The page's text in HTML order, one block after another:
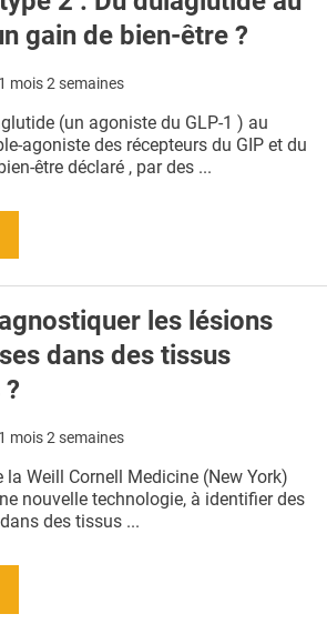
gain de bien-être ?
1 mois 2 semaines
(un agoniste du GLP-1 ) au
agoniste des récepteurs du GIP et du
être déclaré , par des ...
les lésions
dans des tissus
1 mois 2 semaines
la Weill Cornell Medicine (New York)
nouvelle technologie, à identifier des
des tissus ...